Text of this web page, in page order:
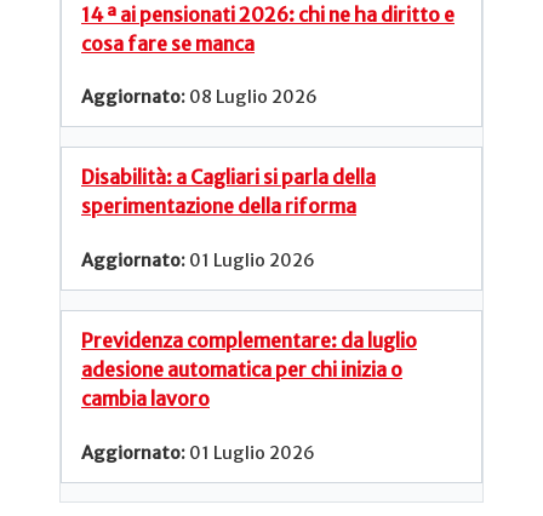
14 ª ai pensionati 2026: chi ne ha diritto e
cosa fare se manca
08 Luglio 2026
Disabilità: a Cagliari si parla della
sperimentazione della riforma
01 Luglio 2026
Previdenza complementare: da luglio
adesione automatica per chi inizia o
cambia lavoro
01 Luglio 2026